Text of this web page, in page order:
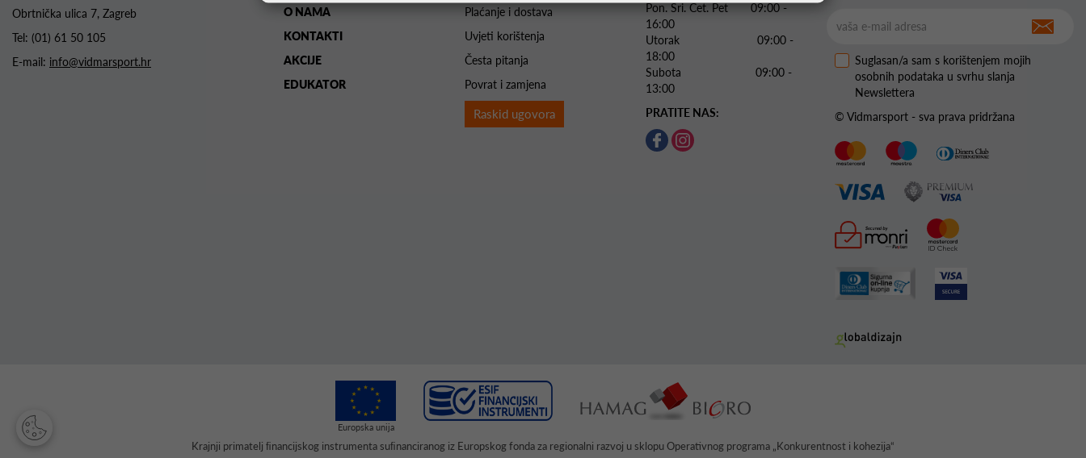
Obrtnička ulica 7, Zagreb
Tel: (01) 61 50 105
E-mail: info@vidmarsport.hr
O NAMA
KONTAKTI
AKCIJE
EDUKATOR
Plaćanje i dostava
Uvjeti korištenja
Česta pitanja
Povrat i zamjena
Raskid ugovora
Pon. Sri. Čet. Pet 09:00 -
16:00
Utorak 09:00 -
18:00
Subota 09:00 -
13:00
PRATITE NAS:
Suglasan/a sam s korištenjem mojih
osobnih podataka u svrhu slanja
Newslettera
© Vidmarsport - sva prava pridržana
Krajnji primatelj ﬁnancijskog instrumenta suﬁnanciranog iz Europskog fonda za regionalni razvoj u sklopu Operativnog programa „Konkurentnost i kohezija“